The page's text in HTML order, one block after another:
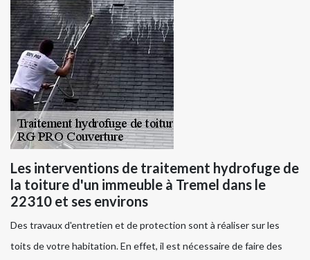
Les interventions de traitement hydrofuge de
la toiture d'un immeuble à Tremel dans le
22310 et ses environs
Des travaux d'entretien et de protection sont à réaliser sur les
toits de votre habitation. En effet, il est nécessaire de faire des